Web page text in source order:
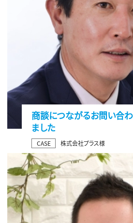
商談につながるお問い合
ました
CASE 株式会社プラス様